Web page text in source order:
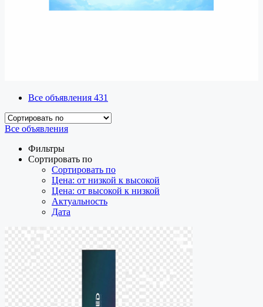
Все объявления 431
Все объявления
Фильтры
Сортировать по
Сортировать по
Цена: от низкой к высокой
Цена: от высокой к низкой
Актуальность
Дата